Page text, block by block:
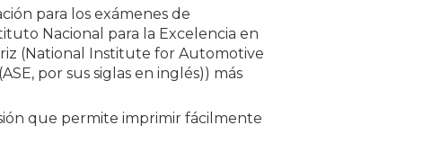
para los exámenes de
Nacional para la Excelencia en
(National Institute for Automotive
por sus siglas en inglés)) más
que permite imprimir fácilmente